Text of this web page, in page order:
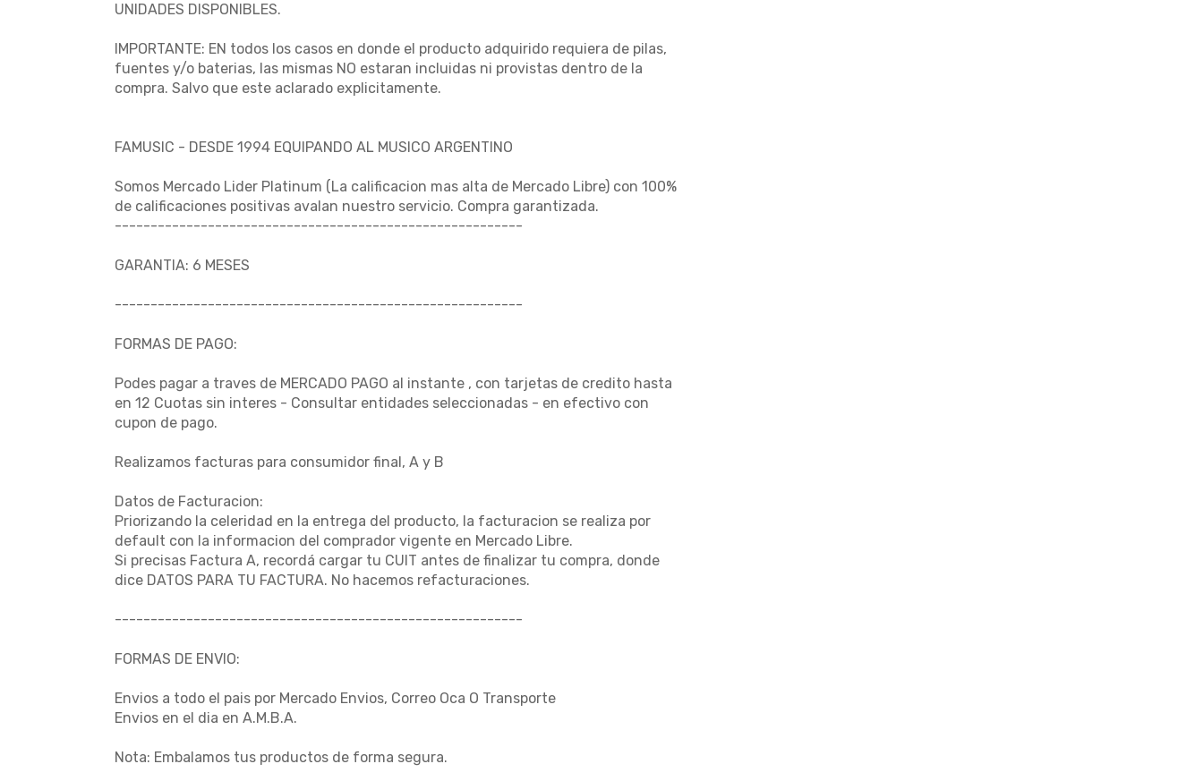
UNIDADES DISPONIBLES.
IMPORTANTE: EN todos los casos en donde el producto adquirido requiera de pilas,
fuentes y/o baterias, las mismas NO estaran incluidas ni provistas dentro de la
compra. Salvo que este aclarado explicitamente.
FAMUSIC - DESDE 1994 EQUIPANDO AL MUSICO ARGENTINO
Somos Mercado Lider Platinum (La calificacion mas alta de Mercado Libre) con 100%
de calificaciones positivas avalan nuestro servicio. Compra garantizada.
---------------------------------------------------------
GARANTIA: 6 MESES
---------------------------------------------------------
FORMAS DE PAGO:
Podes pagar a traves de MERCADO PAGO al instante , con tarjetas de credito hasta
en 12 Cuotas sin interes - Consultar entidades seleccionadas - en efectivo con
cupon de pago.
Realizamos facturas para consumidor final, A y B
Datos de Facturacion:
Priorizando la celeridad en la entrega del producto, la facturacion se realiza por
default con la informacion del comprador vigente en Mercado Libre.
Si precisas Factura A, recordá cargar tu CUIT antes de finalizar tu compra, donde
dice DATOS PARA TU FACTURA. No hacemos refacturaciones.
---------------------------------------------------------
FORMAS DE ENVIO:
Envios a todo el pais por Mercado Envios, Correo Oca O Transporte
Envios en el dia en A.M.B.A.
Nota: Embalamos tus productos de forma segura.